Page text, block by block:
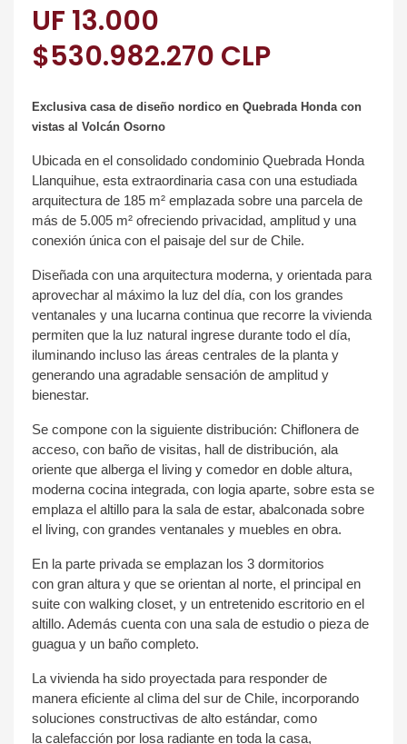
UF 13.000
$530.982.270 CLP
Exclusiva casa de diseño n​ordico en Quebrada Honda con
vistas al Volcán Osorno
Ubicada en el consolidado c​ondominio Quebrada Honda
Llanquihue, esta extraordinaria c​asa con una estudiada
arquitectura de 185 m² emplaza​da sobre una parcela de
más de 5.005 m² ofreciendo privacidad, amplitud y una
conexión única con el paisaje del sur de Chile.
Diseñada con una arquitectura moderna, ​y orientada para
aprovechar al máximo la luz del día, c​on los grandes
ventanales y una lucarna continua que recorre la vivienda
permiten que la luz natural ingrese durante todo el día,
iluminando incluso las áreas centrales de la planta y
generando una agradable sensación de amplitud y
bienestar.
​Se compone con la siguiente distribución: Chiflonera de
acceso, con baño de visitas, hall de distribución, ala
oriente que alberga el living y comedor en doble altura,
moderna cocina integrada, con logia aparte, sobre esta se
emplaza el altillo para la sala de estar, abalconada sobre
el living, con grandes ventanales y muebles en obra.
En la parte privada se emplazan los 3 dormitorios
con gran altura y que se orientan al norte, el principal en
suite con walking closet, y un entretenido escritorio en el
altillo. Además cuenta con una sala de estudio o pieza de
guagua y un baño completo.
La vivienda ha sido proyectada para responder de
manera eficiente al clima del sur de Chile, incorporando
soluciones constructivas de alto estándar​, como
la calefacción por losa radiante en toda la casa​,